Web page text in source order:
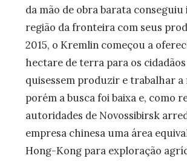
da mão de obra barata
região da fronteira com seus
2015, o Kremlin começou a
hectare de terra para os
quisessem produzir e trabalhar a
porém a busca foi baixa e, como
autoridades de Novossibirsk
empresa chinesa uma área
Hong-Kong para exploração